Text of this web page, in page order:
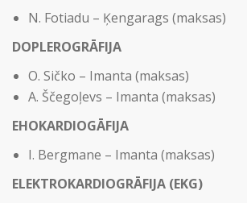
N. Fotiadu – Ķengarags (maksas)
DOPLEROGRĀFIJA
O. Sičko – Imanta (maksas)
A. Ščegoļevs – Imanta (maksas)
EHOKARDIOGĀFIJA
I. Bergmane – Imanta (maksas)
ELEKTROKARDIOGRĀFIJA (EKG)